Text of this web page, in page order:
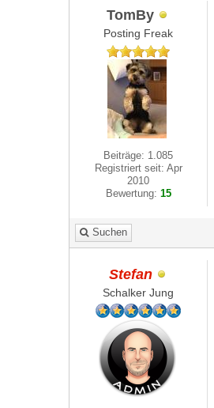
TomBy
Posting Freak
Beiträge: 1.085
Registriert seit: Apr
2010
Bewertung: 15
Suchen
Stefan
Schalker Jung